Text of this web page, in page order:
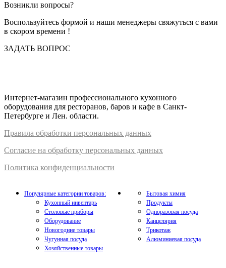
Возникли вопросы?
Воспользуйтесь формой и наши менеджеры свяжуться с вами
в скором времени !
ЗАДАТЬ ВОПРОС
Интернет-магазин профессионального кухонного
оборудования для ресторанов, баров и кафе в Санкт-
Петербурге и Лен. области.
Правила обработки персональных данных
Согласие на обработку персональных данных
Политика конфиденциальности
Популярные категории товаров:
Кухонный инвентарь
Столовые приборы
Оборудование
Новогодние товары
Чугунная посуда
Хозяйственные товары
Бытовая химия
Продукты
Одноразовая посуда
Канцелярия
Трикотаж
Алюминиевая посуда